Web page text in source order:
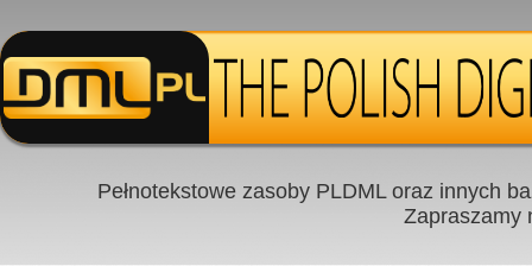
Pełnotekstowe zasoby PLDML oraz innych
Zapraszamy